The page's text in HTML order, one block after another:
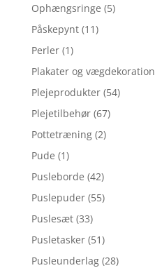
Ophængsringe (5)
Påskepynt (11)
Perler (1)
Plakater og vægdekoration
Plejeprodukter (54)
Plejetilbehør (67)
Pottetræning (2)
Pude (1)
Pusleborde (42)
Puslepuder (55)
Puslesæt (33)
Pusletasker (51)
Pusleunderlag (28)